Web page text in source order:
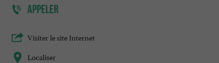
APPELER
Visiter le site Internet
Localiser